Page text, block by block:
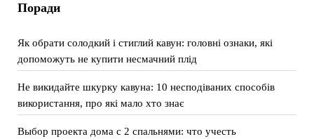
Поради
Як обрати солодкий і стиглий кавун: головні ознаки, які
допоможуть не купити несмачний плід
Не викидайте шкурку кавуна: 10 несподіваних способів
використання, про які мало хто знає
Выбор проекта дома с 2 спальнями: что учесть